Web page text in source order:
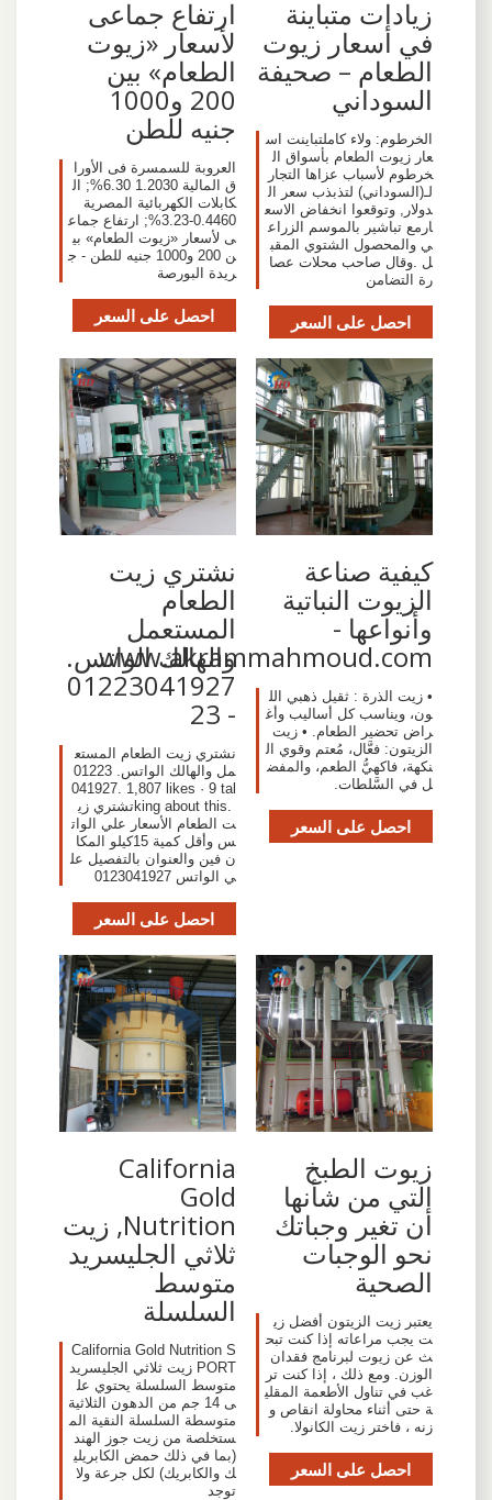
زيادات متباينة
في أسعار زيوت
الطعام – صحيفة
السوداني
الخرطوم: ولاء كاملتباينت اس
عار زيوت الطعام بأسواق ال
خرطوم لأسباب عزاها التجار
لـ(السوداني) لتذبذب سعر ال
دولار, وتوقعوا انخفاض الاسع
ارمع تباشير بالموسم الزراع
ي والمحصول الشتوي المقب
ل .وقال صاحب محلات عصا
رة التضامن
احصل على السعر
ارتفاع جماعى
لأسعار «زيوت
الطعام» بين
200 و1000
جنيه للطن
العروبة للسمسرة فى الأورا
ق المالية 1.2030 6.30%; ال
كابلات الكهربائية المصرية
0.4460-3.23%; ارتفاع جماع
ى لأسعار «زيوت الطعام» بي
ن 200 و1000 جنيه للطن - ج
ريدة البورصة
احصل على السعر
كيفية صناعة
الزيوت النباتية
وأنواعها -
www.akrammahmoud.com
• زيت الذرة : ثقيل ذهبي الل
ون، ويناسب كل أساليب وأغ
راض تحضير الطعام. • زيت
الزيتون: فعَّال، مُعتم وقوي ال
نكهة، فاكهيُّ الطعم، والمفض
ل في السَّلطات.
احصل على السعر
‫نشتري زيت
الطعام
المستعمل
والهالك الواتس.
01223041927
- 23
‎نشتري زيت الطعام المستع
مل والهالك الواتس. 01223
041927‎. 1,807 likes · 9 tal
king about this. ‎تشتري زي
ت الطعام الأسعار علي الوات
س وأقل كمية 15كيلو المكا
ن فين والعنوان بالتفصيل عل
ي الواتس 0123041927‎
احصل على السعر
زيوت الطبخ
التي من شأنها
أن تغير وجباتك
نحو الوجبات
الصحية
يعتبر زيت الزيتون أفضل زي
ت يجب مراعاته إذا كنت تبح
ث عن زيوت لبرنامج فقدان
الوزن. ومع ذلك ، إذا كنت تر
غب في تناول الأطعمة المقلي
ة حتى أثناء محاولة انقاص و
زنه ، فاختر زيت الكانولا.
احصل على السعر
California
Gold
Nutrition, زيت
ثلاثي الجليسريد
متوسط
السلسلة
California Gold Nutrition S
PORT زيت ثلاثي الجليسريد
متوسط السلسلة يحتوي عل
ى 14 جم من الدهون الثلاثية
متوسطة السلسلة النقية الم
ستخلصة من زيت جوز الهند
(بما في ذلك حمض الكابريلي
ك والكابريك) لكل جرعة ولا
توجد